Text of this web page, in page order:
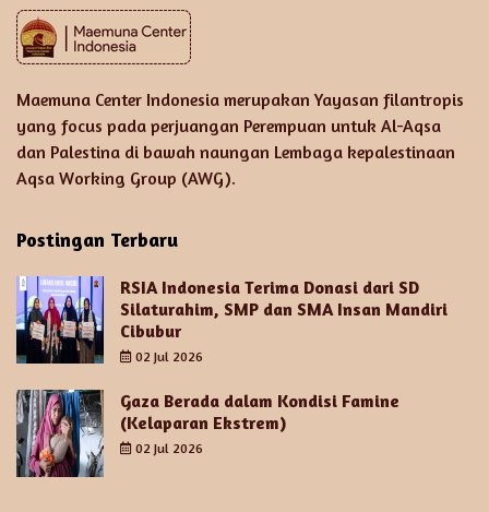
Maemuna Center Indonesia merupakan Yayasan filantropis
yang focus pada perjuangan Perempuan untuk Al-Aqsa
dan Palestina di bawah naungan Lembaga kepalestinaan
Aqsa Working Group (AWG).
Postingan Terbaru
RSIA Indonesia Terima Donasi dari SD
Silaturahim, SMP dan SMA Insan Mandiri
Cibubur
02 Jul 2026
Gaza Berada dalam Kondisi Famine
(Kelaparan Ekstrem)
02 Jul 2026